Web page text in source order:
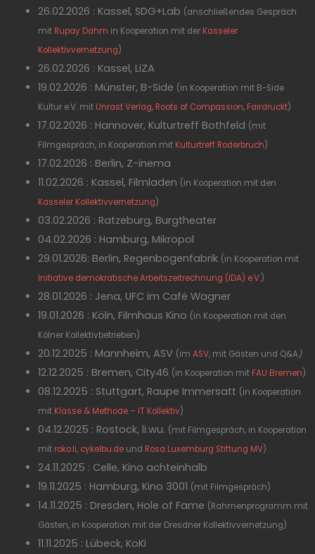
26.02.2026 : Kassel, SDG+Lab (anschließendes Gespräch
mit Rupay Dahm in Kooperation mit der Kasseler
Kollektivvernetzung)
26.02.2026 : Kassel, LiZA
19.02.2026 : Münster, B-Side (in Kooperation mit B-Side
Kultur e.V. mit Unrast Verlag, Roots of Compassion, Fairdruckt)
17.02.2026 : Hannover, Kulturtreff Bothfeld (mit
Filmgespräch, in Kooperation mit Kulturtreff Roderbruch)
17.02.2026 : Berlin, Z-inema
11.02.2026 : Kassel, Filmladen (in Kooperation mit den
Kasseler Kollektivvernetzung)
03.02.2026 : Ratzeburg, Burgtheater
04.02.2026 : Hamburg, Mikropol
29.01.2026: Berlin, Regenbogenfabrik (in Kooperation mit
Initiative demokratische Arbeitszeitrechnung (IDA) e.V.)
28.01.2026 : Jena, UFC im Café Wagner
19.01.2026 : Köln, Filmhaus Kino (in Kooperation mit den
Kölner Kollektivbetrieben)
20.12.2025 : Mannheim, ASV (im ASV, mit Gästen und Q&A)
12.12.2025 : Bremen, City46 (in Kooperation mit FAU Bremen)
08.12.2025 : Stuttgart, Raupe Immersatt (in Kooperation
mit Klasse & Methode – IT Kollektiv)
04.12.2025 : Rostock, li.wu. (mit Filmgespräch, in Kooperation
mit roko.li, cykelbu.deund Rosa Luxemburg Stiftung MV)
24.11.2025 : Celle, Kino achteinhalb
19.11.2025 : Hamburg, Kino 3001 (mit Filmgespräch)
14.11.2025 : Dresden, Hole of Fame (Rahmenprogramm mit
Gästen, in Kooperation mit der Dresdner Kollektivvernetzung)
11.11.2025 : Lübeck, KoKi